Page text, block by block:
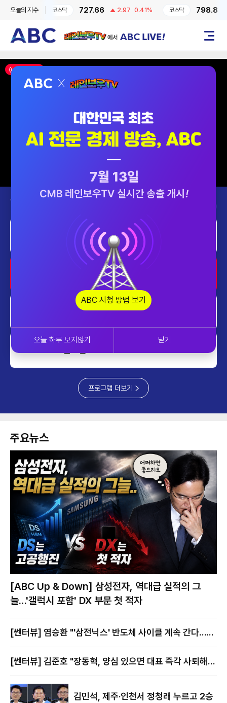
오늘의 지수
-0.6% 코스닥 727.66 2.97 0.41% 코스닥 798.8
레인보우TV에서 ABC LIVE! 메뉴
ON AIR
Today’s Program 2026-08-08 (토)
투데이 업&다운 mini
투데이 업&다운 mini
투데이 업&다운 mini
프로그램 더보기
주요뉴스
[ABC Up & Down] 삼성전자, 역대급 실적의 그
늘…'갤럭시 포함' DX 부문 첫 적자
[쎈터뷰] 염승환 "'삼전닉스' 반도체 사이클 계속 간다…지
금이 절호의 찬스"
[쎈터뷰] 김준호 "장동혁, 양심 있으면 대표 즉각 사퇴해
야"
김민석, 제주·인천서 정청래 누르고 2승
ABC 시청 방법 보기
오늘 하루 보지않기 닫기